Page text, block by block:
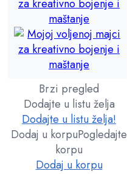
Brzi pregled
Dodajte u listu želja
Dodajte u listu želja!
Dodaj u korpuPogledajte
korpu
Dodaj u korpu